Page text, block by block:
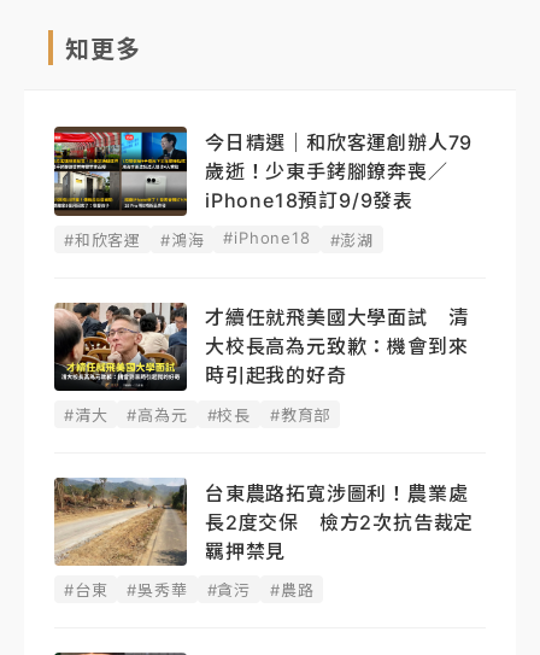
知更多
今日精選｜和欣客運創辦人79
歲逝！少東手銬腳鐐奔喪／
iPhone18預訂9/9發表
#和欣客運 #鴻海 #iPhone18 #澎湖
才續任就飛美國大學面試 清
大校長高為元致歉：機會到來
時引起我的好奇
#清大 #高為元 #校長 #教育部
台東農路拓寬涉圖利！農業處
長2度交保 檢方2次抗告裁定
羈押禁見
#台東 #吳秀華 #貪污 #農路